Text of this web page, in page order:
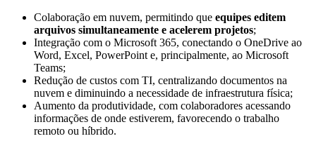
Colaboração em nuvem, permitindo que equipes editem
arquivos simultaneamente e acelerem projetos;
Integração com o Microsoft 365, conectando o OneDrive ao
Word, Excel, PowerPoint e, principalmente, ao Microsoft
Teams;
Redução de custos com TI, centralizando documentos na
nuvem e diminuindo a necessidade de infraestrutura física;
Aumento da produtividade, com colaboradores acessando
informações de onde estiverem, favorecendo o trabalho
remoto ou híbrido.